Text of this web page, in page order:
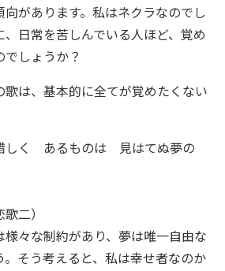
があります。私はネクラなのでし
日常を苦しんでいる人ほど、覚め
しょうか？
は、基本的に全てが覚めたくない
しく あるものは 見はてぬ夢の
」
二）
々な制約があり、夢は唯一自由な
そう考えると、私は幸せ者なのか